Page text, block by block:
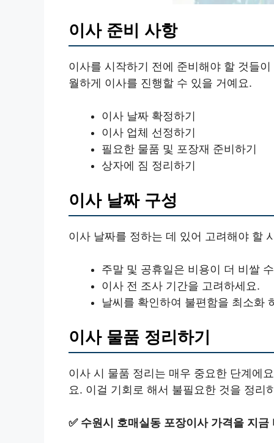
이사 준비 사항
이사를 시작하기 전에 준비해야 할 것들
월하게 이사를 진행할 수 있을 거예요.
이사 날짜 확정하기
이사 업체 선정하기
필요한 물품 및 포장재 준비하기
상자에 짐 정리하기
이사 날짜 구성
이사 날짜를 정하는 데 있어 고려해야 할
주말 및 공휴일은 비용이 더 비쌀
이사 전 조사 기간을 고려하세요.
날씨를 확인하여 불편함을 최소화
이사 물품 정리하기
이사 시 물품 정리는 매우 중요한 단계에
요. 이걸 기회로 해서 불필요한 것을 정리
✅ 수원시 호매실동 포장이사 가격을 지